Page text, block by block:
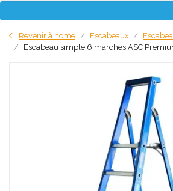
Revenir à home Escabeaux
Escabeau simple 6 marches ASC